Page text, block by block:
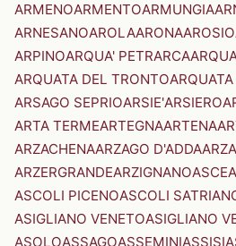
ARMENOARMENTOARMUNGIA
ARNESANOAROLAARONAAROSIO
ARPINOARQUA' PETRARCA
ARQUATA DEL TRONTO
ARSAGO SEPRIOARSIE'ARSIERO
ARTA TERMEARTEGNAARTENA
ARZACHENAARZAGO D'ADDA
ARZERGRANDEARZIGNANOASCEA
ASCOLI PICENOASCOLI
ASIGLIANO VENETOASIGLIANO
ASOLOASSAGOASSEMINIASSISI